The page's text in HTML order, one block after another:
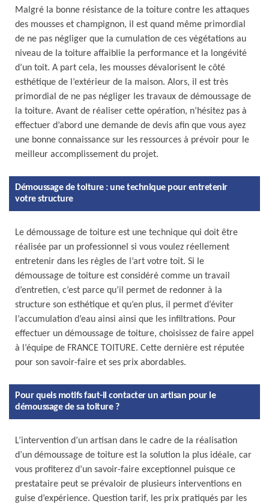
Malgré la bonne résistance de la toiture contre les attaques
des mousses et champignon, il est quand même primordial
de ne pas négliger que la cumulation de ces végétations au
niveau de la toiture affaiblie la performance et la longévité
d’un toit. A part cela, les mousses dévalorisent le côté
esthétique de l’extérieur de la maison. Alors, il est très
primordial de ne pas négliger les travaux de démoussage de
la toiture. Avant de réaliser cette opération, n’hésitez pas à
effectuer d’abord une demande de devis afin que vous ayez
une bonne connaissance sur les ressources à prévoir pour le
meilleur accomplissement du projet.
Démoussage de toiture : une technique pour entretenir
votre structure
Le démoussage de toiture est une technique qui doit être
réalisée par un professionnel si vous voulez réellement
entretenir dans les règles de l’art votre toit. Si le
démoussage de toiture est considéré comme un travail
d’entretien, c’est parce qu’il permet de redonner à la
structure son esthétique et qu’en plus, il permet d’éviter
l’accumulation d’eau ainsi ainsi que les infiltrations. Pour
effectuer un démoussage de toiture, choisissez de faire appel
à l’équipe de FRANCE TOITURE. Cette dernière est réputée
pour son savoir-faire et ses prix abordables.
Pour quels motifs faut-il contacter un artisan pour le
démoussage de sa toiture ?
L’intervention d’un artisan dans le cadre de la réalisation
d’un démoussage de toiture est la solution la plus idéale, car
vous profiterez d’un savoir-faire exceptionnel puisque ce
prestataire peut se prévaloir de plusieurs interventions en
guise d’expérience. Question tarif, les prix pratiqués par les